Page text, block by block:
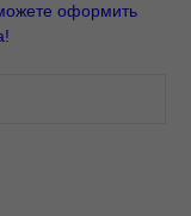
оформить